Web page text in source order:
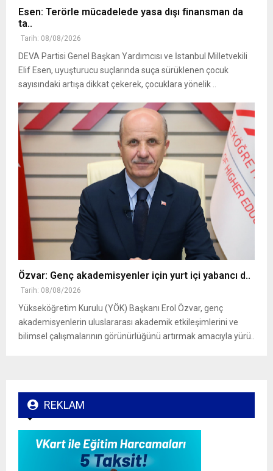
Esen: Terörle mücadelede yasa dışı finansman da
ta..
Tarih: 08/08/2026
DEVA Partisi Genel Başkan Yardımcısı ve İstanbul Milletvekili
Elif Esen, uyuşturucu suçlarında suça sürüklenen çocuk
sayısındaki artışa dikkat çekerek, çocuklara yönelik ..
Özvar: Genç akademisyenler için yurt içi yabancı d..
Tarih: 08/08/2026
Yükseköğretim Kurulu (YÖK) Başkanı Erol Özvar, genç
akademisyenlerin uluslararası akademik etkileşimlerini ve
bilimsel çalışmalarının görünürlüğünü artırmak amacıyla yürü..
REKLAM